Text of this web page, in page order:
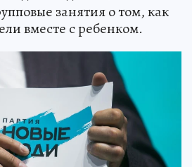
занятия о том, как
вместе с ребенком.